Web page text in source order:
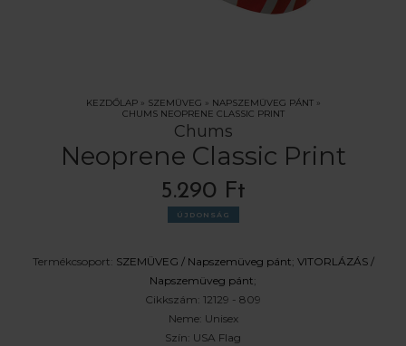
KEZDŐLAP» SZEMÜVEG » NAPSZEMÜVEG PÁNT»
CHUMS NEOPRENE CLASSIC PRINT
Chums
Neoprene Classic Print
5.290 Ft
ÚJDONSÁG
Termékcsoport: SZEMÜVEG / Napszemüveg pánt; VITORLÁZÁS /
Napszemüveg pánt;
Cikkszám: 12129 - 809
Neme: Unisex
Szín: USA Flag